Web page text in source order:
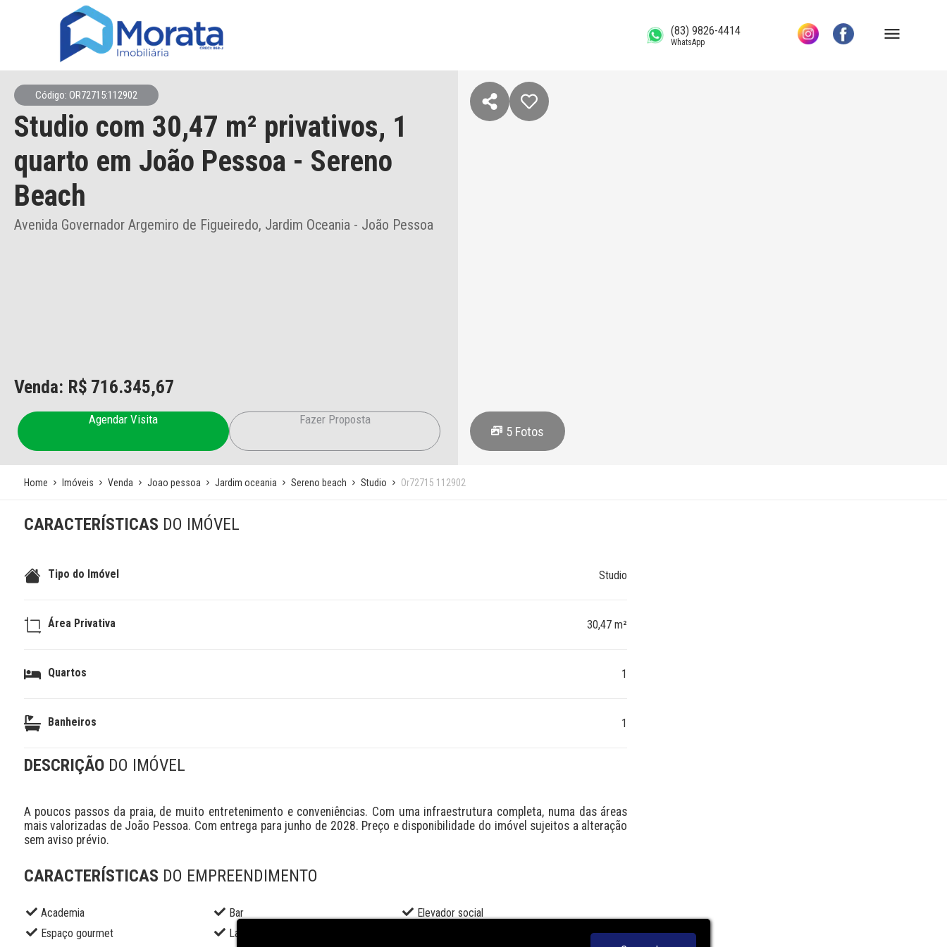
(83) 9826-4414
WhatsApp
Código: OR72715:112902
Studio com 30,47 m² privativos, 1
quarto em João Pessoa - Sereno
Beach
Avenida Governador Argemiro de Figueiredo, Jardim Oceania - João Pessoa
Venda: R$ 716.345,67
Agendar Visita Fazer Proposta
5 Fotos
Home Imóveis Venda Joao pessoa Jardim oceania Sereno beach Studio Or72715 112902
CARACTERÍSTICAS DO IMÓVEL
Tipo do Imóvel Studio
Área Privativa 30,47 m²
Quartos 1
Banheiros 1
DESCRIÇÃO DO IMÓVEL
A poucos passos da praia, de muito entretenimento e conveniências. Com uma infraestrutura completa, numa das áreas
mais valorizadas de João Pessoa. Com entrega para junho de 2028. Preço e disponibilidade do imóvel sujeitos a alteração
sem aviso prévio.
CARACTERÍSTICAS DO EMPREENDIMENTO
Academia Bar
Elevador social
Espaço gourmet
Lavanderia